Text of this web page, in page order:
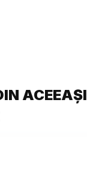
ACEEAȘI